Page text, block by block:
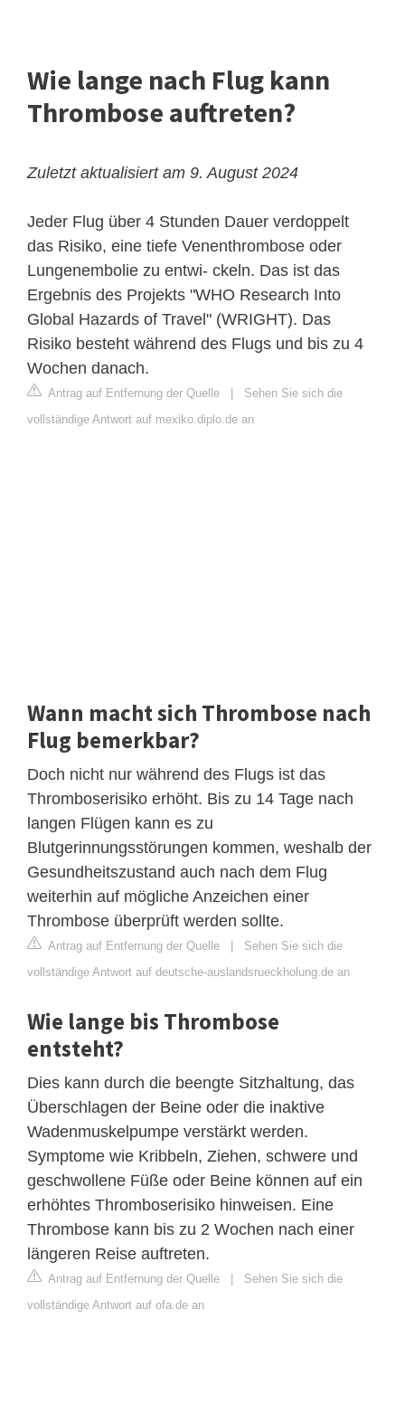
Wie lange nach Flug kann
Thrombose auftreten?
Zuletzt aktualisiert am 9. August 2024
Jeder Flug über 4 Stunden Dauer verdoppelt
das Risiko, eine tiefe Venenthrombose oder
Lungenembolie zu entwi- ckeln. Das ist das
Ergebnis des Projekts "WHO Research Into
Global Hazards of Travel" (WRIGHT). Das
Risiko besteht während des Flugs und bis zu 4
Wochen danach.
Antrag auf Entfernung der Quelle
Sehen Sie sich die
vollständige Antwort auf mexiko.diplo.de an
Wann macht sich Thrombose nach
Flug bemerkbar?
Doch nicht nur während des Flugs ist das
Thromboserisiko erhöht. Bis zu 14 Tage nach
langen Flügen kann es zu
Blutgerinnungsstörungen kommen, weshalb der
Gesundheitszustand auch nach dem Flug
weiterhin auf mögliche Anzeichen einer
Thrombose überprüft werden sollte.
Antrag auf Entfernung der Quelle
Sehen Sie sich die
vollständige Antwort auf deutsche-auslandsrueckholung.de an
Wie lange bis Thrombose
entsteht?
Dies kann durch die beengte Sitzhaltung, das
Überschlagen der Beine oder die inaktive
Wadenmuskelpumpe verstärkt werden.
Symptome wie Kribbeln, Ziehen, schwere und
geschwollene Füße oder Beine können auf ein
erhöhtes Thromboserisiko hinweisen. Eine
Thrombose kann bis zu 2 Wochen nach einer
längeren Reise auftreten.
Antrag auf Entfernung der Quelle
Sehen Sie sich die
vollständige Antwort auf ofa.de an